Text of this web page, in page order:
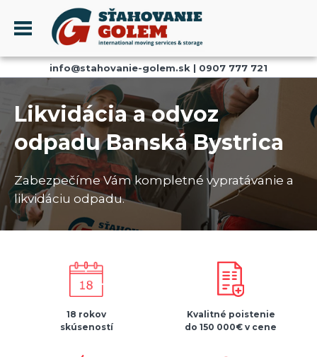
Menu
PROFIL
SŤAHOVANIE - SŤAHOVACIE SLUŽBY
DOPRAVA - DOPRAVNÉ SLUŽBY
AKCIE A ZĽAVY
SKLADOVANIE
REFERENCIE
CENNÍK
info@stahovanie-golem.sk | 0907 777 721
Likvidácia a odvoz
odpadu Banská Bystrica
Zabezpečíme Vám kompletné vypratávanie a
likvidáciu odpadu.
18 rokov
skúseností
Kvalitné poistenie
do 150 000€ v cene